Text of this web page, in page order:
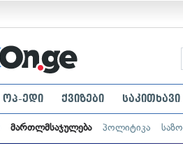
ოპ-ედი ქვიზები საკითხავი
მართლმსაჯულება პოლიტიკა